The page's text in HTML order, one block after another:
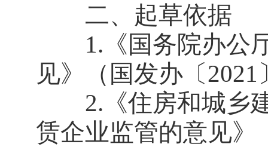
二、起草依据
1.《国务院办公厅
见》（国发办〔2021
2.《住房和城乡建
赁企业监管的意见》